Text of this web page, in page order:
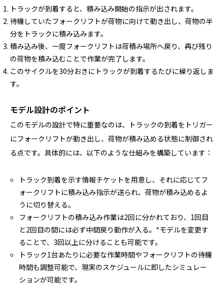
トラックが到着すると、積み込み開始の指示が出されます。
待機していたフォークリフトが荷物に向けて動き出し、荷物の半
分をトラックに積み込みます。
積み込み後、一度フォークリフトは荷積み場所へ戻り、再び残り
の荷物を積み込むことで作業が完了します。
このサイクルを30分おきにトラックが到着するたびに繰り返しま
す。
モデル設計のポイント
このモデルの設計で特に重要なのは、トラックの到着をトリガー
にフォークリフトが動き出し、荷物が積み込める状態に制御され
る点です。具体的には、以下のような仕組みを構築しています：
トラック到着を示す情報チケットを用意し、それに応じてフ
ォークリフトに積み込み指示が送られ、荷物が積み込めるよ
うに切り替える。
フォークリフトの積み込み作業は2回に分かれており、1回目
と2回目の間には必ず中間戻り動作が入る。*モデルを変更す
ることで、3回以上に分けることも可能です。
トラック1台あたりに必要な作業時間やフォークリフトの待機
時間も調整可能で、現実のスケジュールに即したシミュレー
ションが可能です。